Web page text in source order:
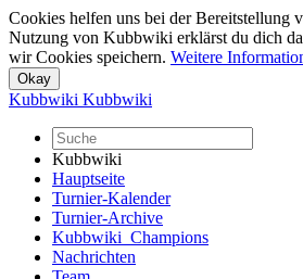
Cookies helfen uns bei der
Nutzung von Kubbwiki erklärst du dich
wir Cookies speichern. Weitere
Kubbwiki Kubbwiki
Kubbwiki
Hauptseite
Turnier-Kalender
Turnier-Archive
Kubbwiki_Champions
Nachrichten